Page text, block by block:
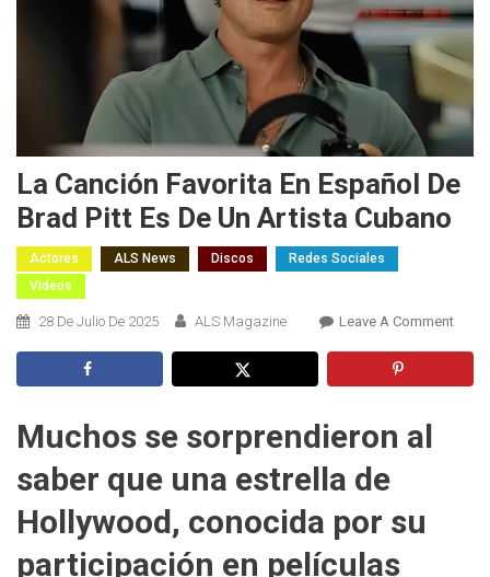
La Canción Favorita En Español De
Brad Pitt Es De Un Artista Cubano
Actores ALS News Discos
Redes Sociales
Videos
28 De Julio De 2025 ALS Magazine Leave A CommentOn
Muchos se sorprendieron al
saber que una estrella de
Hollywood, conocida por su
participación en películas